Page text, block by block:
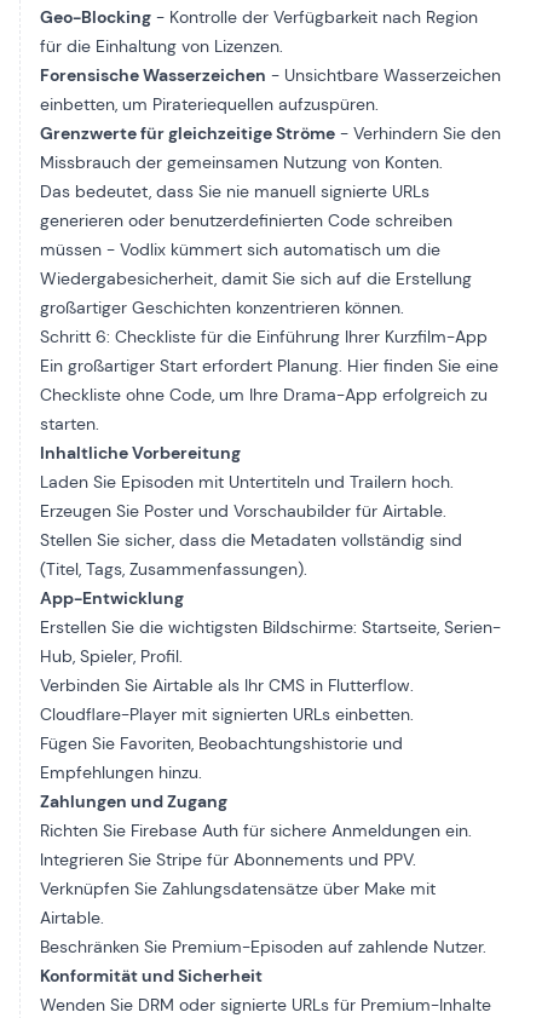
Geo-Blocking - Kontrolle der Verfügbarkeit nach Region
für die Einhaltung von Lizenzen.
Forensische Wasserzeichen - Unsichtbare Wasserzeichen
einbetten, um Pirateriequellen aufzuspüren.
Grenzwerte für gleichzeitige Ströme - Verhindern Sie den
Missbrauch der gemeinsamen Nutzung von Konten.
Das bedeutet, dass Sie nie manuell signierte URLs
generieren oder benutzerdefinierten Code schreiben
müssen - Vodlix kümmert sich automatisch um die
Wiedergabesicherheit, damit Sie sich auf die Erstellung
großartiger Geschichten konzentrieren können.
Schritt 6: Checkliste für die Einführung Ihrer Kurzfilm-App
Ein großartiger Start erfordert Planung. Hier finden Sie eine
Checkliste ohne Code, um Ihre Drama-App erfolgreich zu
starten.
Inhaltliche Vorbereitung
Laden Sie Episoden mit Untertiteln und Trailern hoch.
Erzeugen Sie Poster und Vorschaubilder für Airtable.
Stellen Sie sicher, dass die Metadaten vollständig sind
(Titel, Tags, Zusammenfassungen).
App-Entwicklung
Erstellen Sie die wichtigsten Bildschirme: Startseite, Serien-
Hub, Spieler, Profil.
Verbinden Sie Airtable als Ihr CMS in Flutterflow.
Cloudflare-Player mit signierten URLs einbetten.
Fügen Sie Favoriten, Beobachtungshistorie und
Empfehlungen hinzu.
Zahlungen und Zugang
Richten Sie Firebase Auth für sichere Anmeldungen ein.
Integrieren Sie Stripe für Abonnements und PPV.
Verknüpfen Sie Zahlungsdatensätze über Make mit
Airtable.
Beschränken Sie Premium-Episoden auf zahlende Nutzer.
Konformität und Sicherheit
Wenden Sie DRM oder signierte URLs für Premium-Inhalte